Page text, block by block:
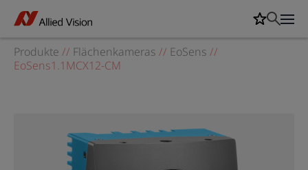
Produkte // Flächenkameras // EoSens //
EoSens1.1MCX12-CM